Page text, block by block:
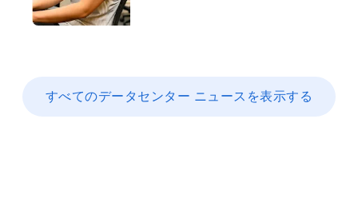
すべての​データセンター ニュースを​表示する